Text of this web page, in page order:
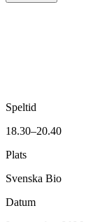
Speltid
18.30–20.40
Plats
Svenska Bio
Datum